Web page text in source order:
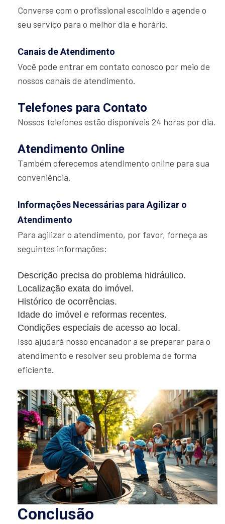
Converse com o profissional escolhido e agende o
seu serviço para o melhor dia e horário.
Canais de Atendimento
Você pode entrar em contato conosco por meio de
nossos canais de atendimento.
Telefones para Contato
Nossos telefones estão disponíveis 24 horas por dia.
Atendimento Online
Também oferecemos atendimento online para sua
conveniência.
Informações Necessárias para Agilizar o
Atendimento
Para agilizar o atendimento, por favor, forneça as
seguintes informações:
Descrição precisa do problema hidráulico.
Localização exata do imóvel.
Histórico de ocorrências.
Idade do imóvel e reformas recentes.
Condições especiais de acesso ao local.
Isso ajudará nosso encanador a se preparar para o
atendimento e resolver seu problema de forma
eficiente.
Conclusão